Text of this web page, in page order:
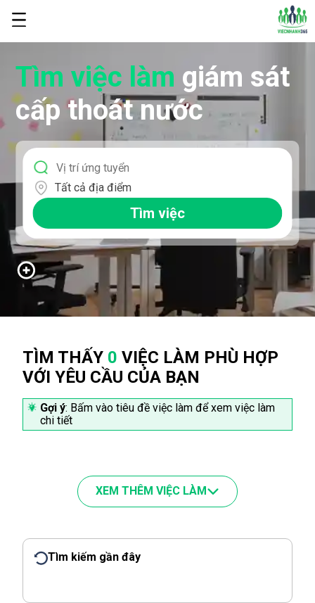
Tìm việc làm giám sát
cấp thoát nước
Tất cả địa điểm
Tìm việc
TÌM THẤY 0 VIỆC LÀM PHÙ HỢP
VỚI YÊU CẦU CỦA BẠN
Gợi ý: Bấm vào tiêu đề việc làm để xem việc làm
chi tiết
XEM THÊM VIỆC LÀM
Tìm kiếm gần đây